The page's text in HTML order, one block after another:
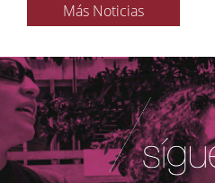
Más Noticias